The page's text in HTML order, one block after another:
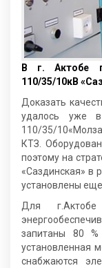
В г. Актобе
110/35/10кВ
Доказать
удалось уже
110/35/
КТЗ.
поэтому на
«Саздинская» в
установлены
Для
запитаны 80 %
установленная
снабжаются